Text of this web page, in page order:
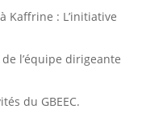
Kaffrine : L’initiative
l’équipe dirigeante
du GBEEC.